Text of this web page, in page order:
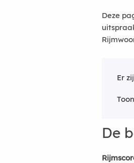
Deze
Er
Toon
De